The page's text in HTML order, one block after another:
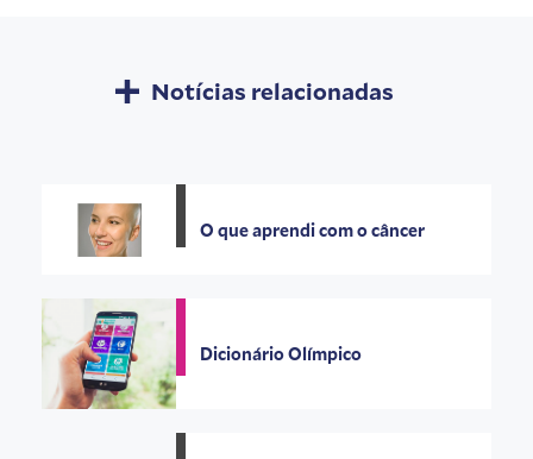
Notícias relacionadas
O que aprendi com o câncer
Dicionário Olímpico